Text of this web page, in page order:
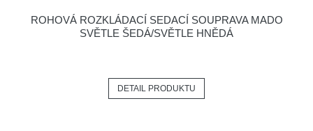
ROHOVÁ ROZKLÁDACÍ SEDACÍ SOUPRAVA MADO
SVĚTLE ŠEDÁ/SVĚTLE HNĚDÁ
DETAIL PRODUKTU